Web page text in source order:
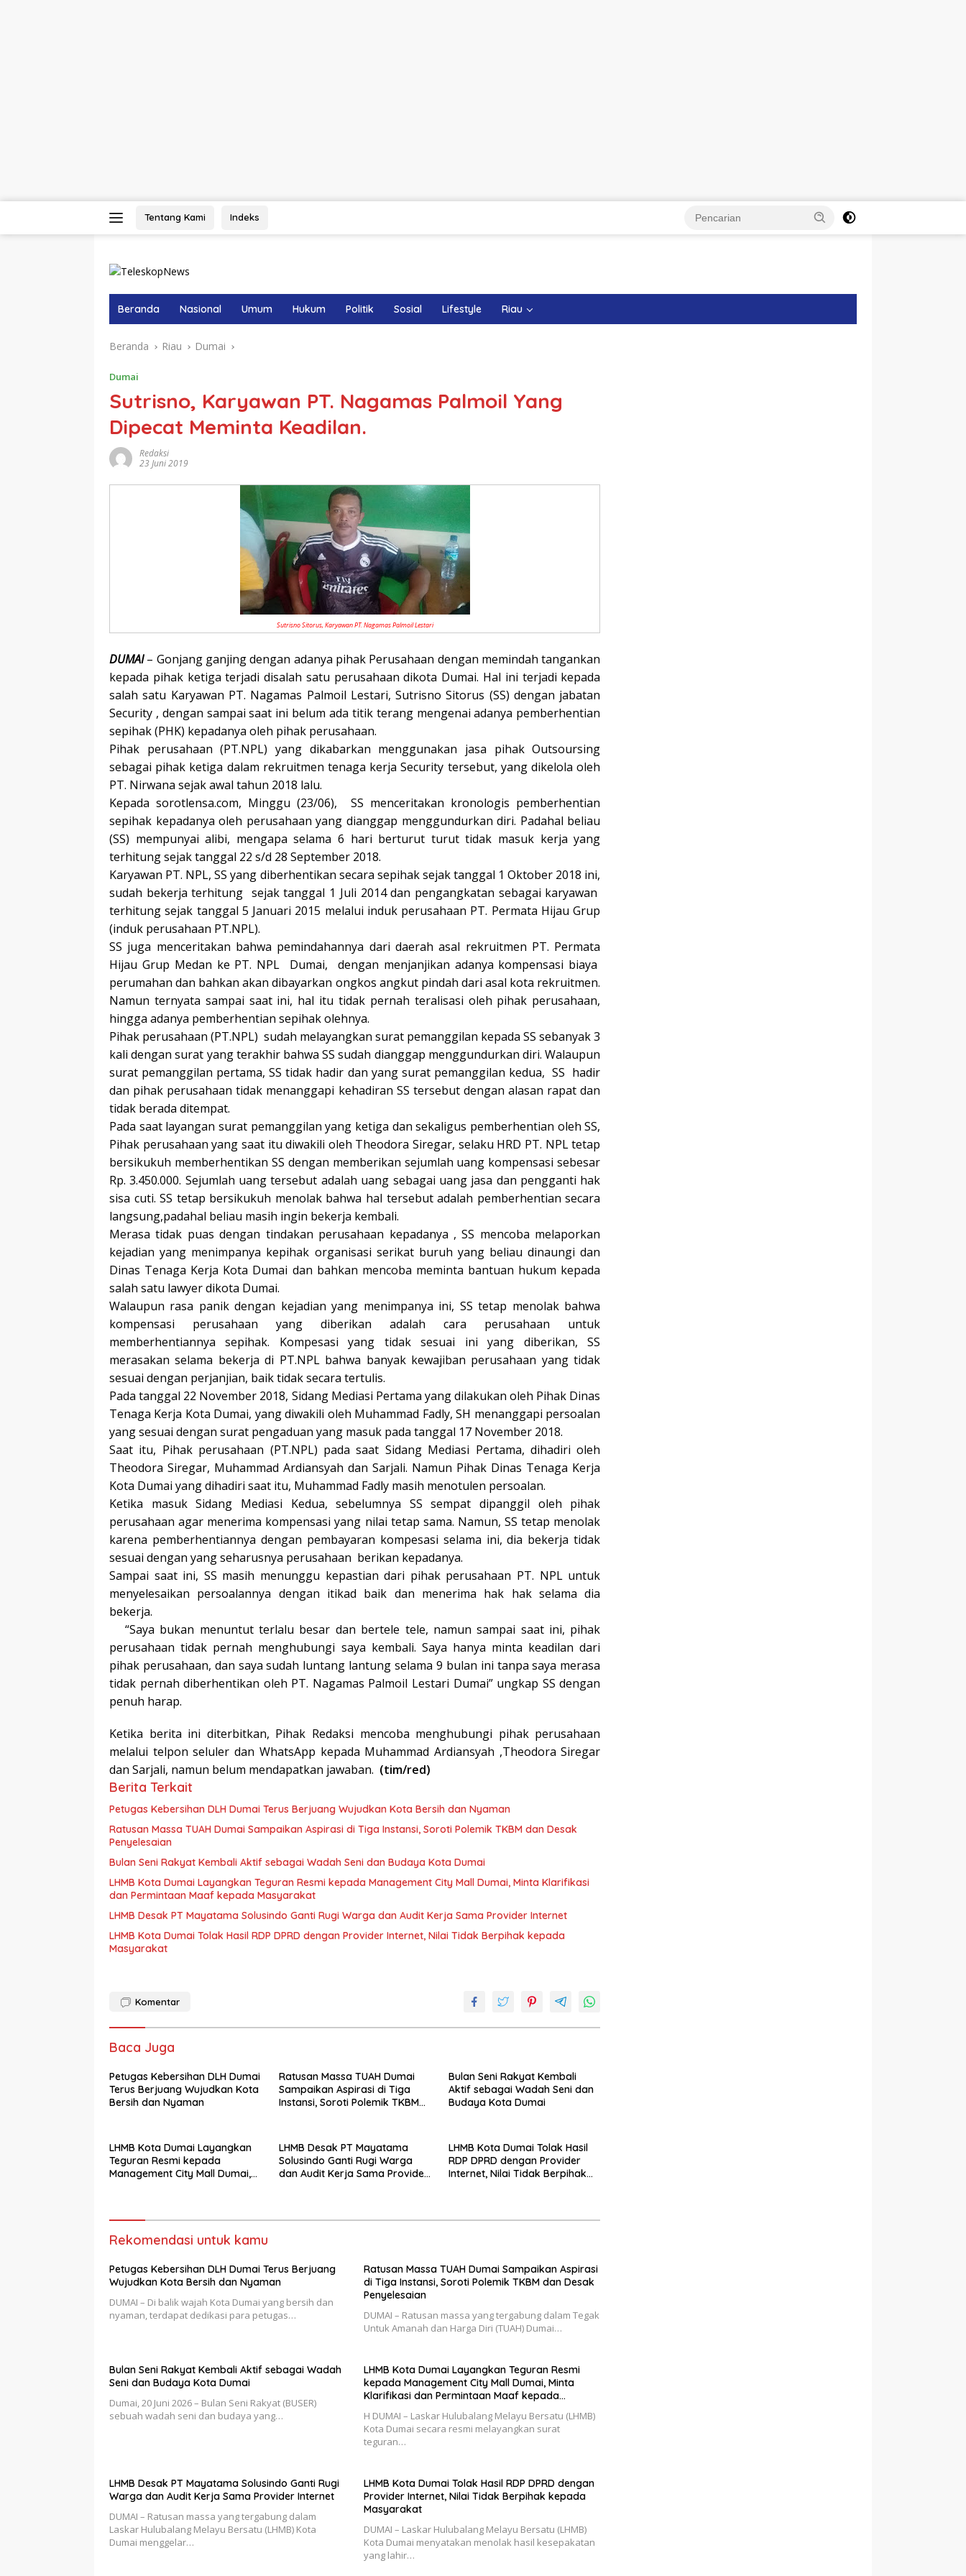
Tentang Kami Indeks
Beranda Nasional Umum Hukum Politik Sosial Lifestyle Riau
Beranda Riau Dumai
Dumai
Sutrisno, Karyawan PT. Nagamas Palmoil Yang
Dipecat Meminta Keadilan.
Redaksi
23 Juni 2019
Sutrisno Sitorus, Karyawan PT. Nagamas Palmoil Lestari
DUMAI– Gonjang ganjing dengan adanya pihak Perusahaan dengan memindah tangankan
kepada pihak ketiga terjadi disalah satu perusahaan dikota Dumai. Hal ini terjadi kepada
salah satu Karyawan PT. Nagamas Palmoil Lestari, Sutrisno Sitorus (SS) dengan jabatan
Security , dengan sampai saat ini belum ada titik terang mengenai adanya pemberhentian
sepihak (PHK) kepadanya oleh pihak perusahaan.
Pihak perusahaan (PT.NPL) yang dikabarkan menggunakan jasa pihak Outsoursing
sebagai pihak ketiga dalam rekruitmen tenaga kerja Security tersebut, yang dikelola oleh
PT. Nirwana sejak awal tahun 2018 lalu.
Kepada sorotlensa.com, Minggu (23/06), SS menceritakan kronologis pemberhentian
sepihak kepadanya oleh perusahaan yang dianggap menggundurkan diri. Padahal beliau
(SS) mempunyai alibi, mengapa selama 6 hari berturut turut tidak masuk kerja yang
terhitung sejak tanggal 22 s/d 28 September 2018.
Karyawan PT. NPL, SS yang diberhentikan secara sepihak sejak tanggal 1 Oktober 2018 ini,
sudah bekerja terhitung sejak tanggal 1 Juli 2014 dan pengangkatan sebagai karyawan
terhitung sejak tanggal 5 Januari 2015 melalui induk perusahaan PT. Permata Hijau Grup
(induk perusahaan PT.NPL).
SS juga menceritakan bahwa pemindahannya dari daerah asal rekruitmen PT. Permata
Hijau Grup Medan ke PT. NPL Dumai, dengan menjanjikan adanya kompensasi biaya
perumahan dan bahkan akan dibayarkan ongkos angkut pindah dari asal kota rekruitmen.
Namun ternyata sampai saat ini, hal itu tidak pernah teralisasi oleh pihak perusahaan,
hingga adanya pemberhentian sepihak olehnya.
Pihak perusahaan (PT.NPL) sudah melayangkan surat pemanggilan kepada SS sebanyak 3
kali dengan surat yang terakhir bahwa SS sudah dianggap menggundurkan diri. Walaupun
surat pemanggilan pertama, SS tidak hadir dan yang surat pemanggilan kedua, SS hadir
dan pihak perusahaan tidak menanggapi kehadiran SS tersebut dengan alasan rapat dan
tidak berada ditempat.
Pada saat layangan surat pemanggilan yang ketiga dan sekaligus pemberhentian oleh SS,
Pihak perusahaan yang saat itu diwakili oleh Theodora Siregar, selaku HRD PT. NPL tetap
bersikukuh memberhentikan SS dengan memberikan sejumlah uang kompensasi sebesar
Rp. 3.450.000. Sejumlah uang tersebut adalah uang sebagai uang jasa dan pengganti hak
sisa cuti. SS tetap bersikukuh menolak bahwa hal tersebut adalah pemberhentian secara
langsung,padahal beliau masih ingin bekerja kembali.
Merasa tidak puas dengan tindakan perusahaan kepadanya , SS mencoba melaporkan
kejadian yang menimpanya kepihak organisasi serikat buruh yang beliau dinaungi dan
Dinas Tenaga Kerja Kota Dumai dan bahkan mencoba meminta bantuan hukum kepada
salah satu lawyer dikota Dumai.
Walaupun rasa panik dengan kejadian yang menimpanya ini, SS tetap menolak bahwa
kompensasi perusahaan yang diberikan adalah cara perusahaan untuk
memberhentiannya sepihak. Kompesasi yang tidak sesuai ini yang diberikan, SS
merasakan selama bekerja di PT.NPL bahwa banyak kewajiban perusahaan yang tidak
sesuai dengan perjanjian, baik tidak secara tertulis.
Pada tanggal 22 November 2018, Sidang Mediasi Pertama yang dilakukan oleh Pihak Dinas
Tenaga Kerja Kota Dumai, yang diwakili oleh Muhammad Fadly, SH menanggapi persoalan
yang sesuai dengan surat pengaduan yang masuk pada tanggal 17 November 2018.
Saat itu, Pihak perusahaan (PT.NPL) pada saat Sidang Mediasi Pertama, dihadiri oleh
Theodora Siregar, Muhammad Ardiansyah dan Sarjali. Namun Pihak Dinas Tenaga Kerja
Kota Dumai yang dihadiri saat itu, Muhammad Fadly masih menotulen persoalan.
Ketika masuk Sidang Mediasi Kedua, sebelumnya SS sempat dipanggil oleh pihak
perusahaan agar menerima kompensasi yang nilai tetap sama. Namun, SS tetap menolak
karena pemberhentiannya dengan pembayaran kompesasi selama ini, dia bekerja tidak
sesuai dengan yang seharusnya perusahaan berikan kepadanya.
Sampai saat ini, SS masih menunggu kepastian dari pihak perusahaan PT. NPL untuk
menyelesaikan persoalannya dengan itikad baik dan menerima hak hak selama dia
bekerja.
“Saya bukan menuntut terlalu besar dan bertele tele, namun sampai saat ini, pihak
perusahaan tidak pernah menghubungi saya kembali. Saya hanya minta keadilan dari
pihak perusahaan, dan saya sudah luntang lantung selama 9 bulan ini tanpa saya merasa
tidak pernah diberhentikan oleh PT. Nagamas Palmoil Lestari Dumai” ungkap SS dengan
penuh harap.
Ketika berita ini diterbitkan, Pihak Redaksi mencoba menghubungi pihak perusahaan
melalui telpon seluler dan WhatsApp kepada Muhammad Ardiansyah ,Theodora Siregar
dan Sarjali, namun belum mendapatkan jawaban. (tim/red)
Berita Terkait
Petugas Kebersihan DLH Dumai Terus Berjuang Wujudkan Kota Bersih dan Nyaman
Ratusan Massa TUAH Dumai Sampaikan Aspirasi di Tiga Instansi, Soroti Polemik TKBM dan Desak
Penyelesaian
Bulan Seni Rakyat Kembali Aktif sebagai Wadah Seni dan Budaya Kota Dumai
LHMB Kota Dumai Layangkan Teguran Resmi kepada Management City Mall Dumai, Minta Klarifikasi
dan Permintaan Maaf kepada Masyarakat
LHMB Desak PT Mayatama Solusindo Ganti Rugi Warga dan Audit Kerja Sama Provider Internet
LHMB Kota Dumai Tolak Hasil RDP DPRD dengan Provider Internet, Nilai Tidak Berpihak kepada
Masyarakat
Komentar
Baca Juga
Petugas Kebersihan DLH Dumai
Terus Berjuang Wujudkan Kota
Bersih dan Nyaman
Ratusan Massa TUAH Dumai
Sampaikan Aspirasi di Tiga
Instansi, Soroti Polemik TKBM
Bulan Seni Rakyat Kembali
Aktif sebagai Wadah Seni dan
Budaya Kota Dumai
LHMB Kota Dumai Layangkan
Teguran Resmi kepada
Management City Mall Dumai,
LHMB Desak PT Mayatama
Solusindo Ganti Rugi Warga
dan Audit Kerja Sama Provider
LHMB Kota Dumai Tolak Hasil
RDP DPRD dengan Provider
Internet, Nilai Tidak Berpihak
Rekomendasi untuk kamu
Petugas Kebersihan DLH Dumai Terus Berjuang
Wujudkan Kota Bersih dan Nyaman
DUMAI – Di balik wajah Kota Dumai yang bersih dan
nyaman, terdapat dedikasi para petugas…
Ratusan Massa TUAH Dumai Sampaikan Aspirasi
di Tiga Instansi, Soroti Polemik TKBM dan Desak
Penyelesaian
DUMAI – Ratusan massa yang tergabung dalam Tegak
Untuk Amanah dan Harga Diri (TUAH) Dumai…
Bulan Seni Rakyat Kembali Aktif sebagai Wadah
Seni dan Budaya Kota Dumai
Dumai, 20 Juni 2026 – Bulan Seni Rakyat (BUSER)
sebuah wadah seni dan budaya yang…
LHMB Kota Dumai Layangkan Teguran Resmi
kepada Management City Mall Dumai, Minta
Klarifikasi dan Permintaan Maaf kepada
H DUMAI – Laskar Hulubalang Melayu Bersatu (LHMB)
Kota Dumai secara resmi melayangkan surat
teguran…
LHMB Desak PT Mayatama Solusindo Ganti Rugi
Warga dan Audit Kerja Sama Provider Internet
DUMAI – Ratusan massa yang tergabung dalam
Laskar Hulubalang Melayu Bersatu (LHMB) Kota
Dumai menggelar…
LHMB Kota Dumai Tolak Hasil RDP DPRD dengan
Provider Internet, Nilai Tidak Berpihak kepada
Masyarakat
DUMAI – Laskar Hulubalang Melayu Bersatu (LHMB)
Kota Dumai menyatakan menolak hasil kesepakatan
yang lahir…